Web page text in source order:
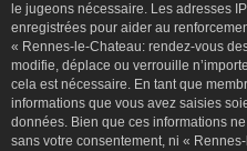
le jugeons nécessaire. Les adresses
enregistrées pour aider au
« Rennes-le-Chateau: rendez-vous
modifie, déplace ou verrouille
cela est nécessaire. En tant que
informations que vous avez saisies
données. Bien que ces informations
sans votre consentement, ni «